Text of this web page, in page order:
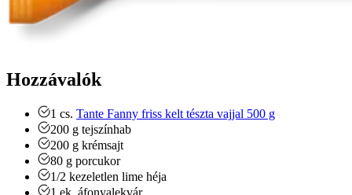
Hozzávalók
1 cs. Tante Fanny friss kelt tészta vajjal 500 g
200 g tejszínhab
200 g krémsajt
80 g porcukor
1/2 kezeletlen lime héja